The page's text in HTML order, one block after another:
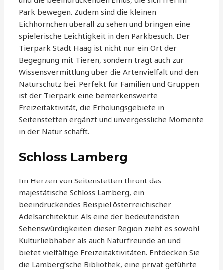
Park bewegen. Zudem sind die kleinen
Eichhörnchen überall zu sehen und bringen eine
spielerische Leichtigkeit in den Parkbesuch. Der
Tierpark Stadt Haag ist nicht nur ein Ort der
Begegnung mit Tieren, sondern trägt auch zur
Wissensvermittlung über die Artenvielfalt und den
Naturschutz bei. Perfekt für Familien und Gruppen
ist der Tierpark eine bemerkenswerte
Freizeitaktivität, die Erholungsgebiete in
Seitenstetten ergänzt und unvergessliche Momente
in der Natur schafft.
Schloss Lamberg
Im Herzen von Seitenstetten thront das
majestätische Schloss Lamberg, ein
beeindruckendes Beispiel österreichischer
Adelsarchitektur. Als eine der bedeutendsten
Sehenswürdigkeiten dieser Region zieht es sowohl
Kulturliebhaber als auch Naturfreunde an und
bietet vielfältige Freizeitaktivitäten. Entdecken Sie
die Lamberg’sche Bibliothek, eine privat geführte